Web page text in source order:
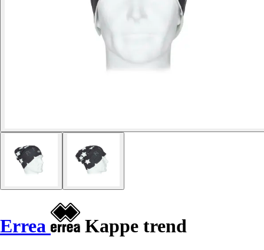
Errea Kappe trend